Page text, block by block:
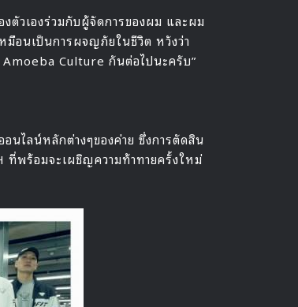
ตัวเองร่วมกับผู้จัดการของผม และผม
มือนเป็นการผจญภัยในชีวิต หวังว่า
Culture กันต่อไปนะครับ”
นไลน์หลักต่างๆของค่าย ซึ่งการตัดสิน
ที่พร้อมจะเผชิญความท้าทายครั้งใหม่